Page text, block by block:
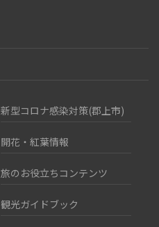
新型コロナ感染対策(郡上市)
開花・紅葉情報
旅のお役立ちコンテンツ
観光ガイドブック